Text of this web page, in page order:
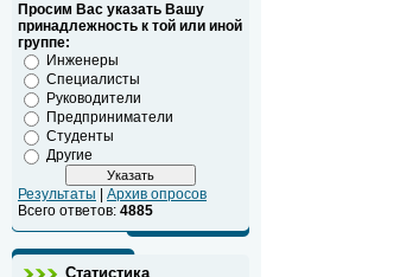
Просим Вас указать Вашу
принадлежность к той или иной
группе:
Инженеры
Специалисты
Руководители
Предприниматели
Студенты
Другие
Результаты
Архив опросов
Всего ответов: 4885
Статистика